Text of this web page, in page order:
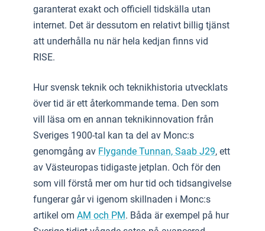
garanterat exakt och officiell tidskälla utan
internet. Det är dessutom en relativt billig tjänst
att underhålla nu när hela kedjan finns vid
RISE.
Hur svensk teknik och teknikhistoria utvecklats
över tid är ett återkommande tema. Den som
vill läsa om en annan teknikinnovation från
Sveriges 1900-tal kan ta del av Monc:s
genomgång av Flygande Tunnan, Saab J29, ett
av Västeuropas tidigaste jetplan. Och för den
som vill förstå mer om hur tid och tidsangivelse
fungerar går vi igenom skillnaden i Monc:s
artikel om AM och PM. Båda är exempel på hur